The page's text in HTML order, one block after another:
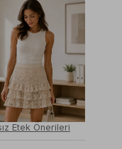
Etek Önerileri